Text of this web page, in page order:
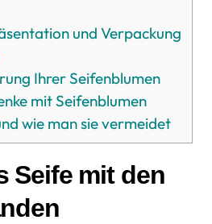
und Verpackung
Ihrer Seifenblumen
mit Seifenblumen
wie man sie vermeidet
Seife mit den